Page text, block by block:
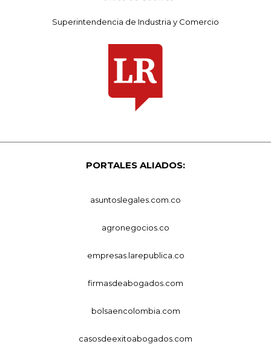
Superintendencia de Industria y Comercio
PORTALES ALIADOS:
asuntoslegales.com.co
agronegocios.co
empresas.larepublica.co
firmasdeabogados.com
bolsaencolombia.com
casosdeexitoabogados.com